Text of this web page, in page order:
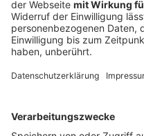
Eine Frage, die aktuell
Niederrhein -
Schmitz:
Auf der einen Seite
Kinder und
Erwachsene.